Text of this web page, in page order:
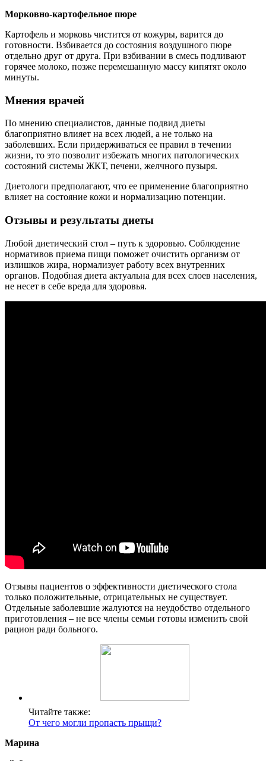
Морковно-картофельное пюре
Картофель и морковь чистится от кожуры, варится до
готовности. Взбивается до состояния воздушного пюре
отдельно друг от друга. При взбивании в смесь подливают
горячее молоко, позже перемешанную массу кипятят около
минуты.
Мнения врачей
По мнению специалистов, данные подвид диеты
благоприятно влияет на всех людей, а не только на
заболевших. Если придерживаться ее правил в течении
жизни, то это позволит избежать многих патологических
состояний системы ЖКТ, печени, желчного пузыря.
Диетологи предполагают, что ее применение благоприятно
влияет на состояние кожи и нормализацию потенции.
Отзывы и результаты диеты
Любой диетический стол – путь к здоровью. Соблюдение
нормативов приема пищи поможет очистить организм от
излишков жира, нормализует работу всех внутренних
органов. Подобная диета актуальна для всех слоев населения,
не несет в себе вреда для здоровья.
Отзывы пациентов о эффективности диетического стола
только положительные, отрицательных не существует.
Отдельные заболевшие жалуются на неудобство отдельного
приготовления – не все члены семьи готовы изменить свой
рацион ради больного.
Читайте также:
От чего могли пропасть прыщи?
Марина